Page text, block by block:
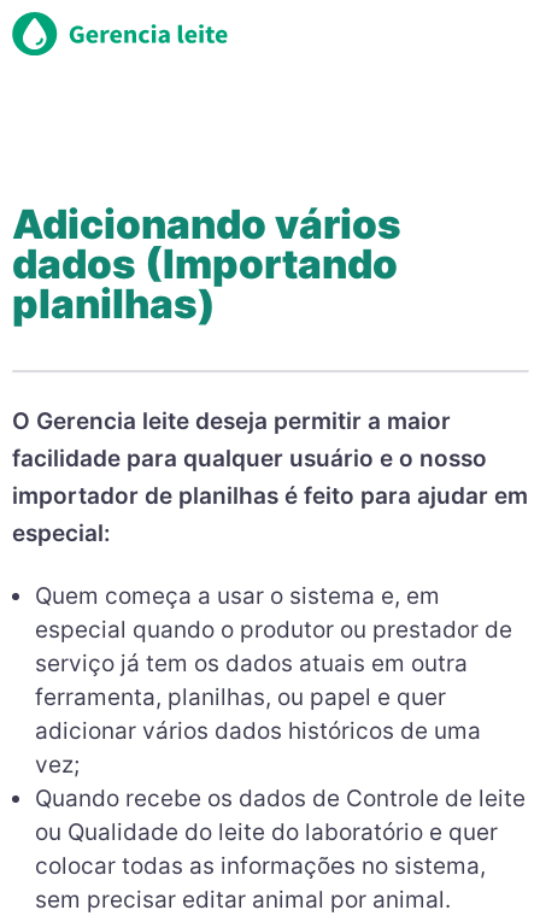
Adicionando vários
dados (Importando
planilhas)
O Gerencia leite deseja permitir a maior
facilidade para qualquer usuário e o nosso
importador de planilhas é feito para ajudar em
especial:
Quem começa a usar o sistema e, em
especial quando o produtor ou prestador de
serviço já tem os dados atuais em outra
ferramenta, planilhas, ou papel e quer
adicionar vários dados históricos de uma
vez;
Quando recebe os dados de Controle de leite
ou Qualidade do leite do laboratório e quer
colocar todas as informações no sistema,
sem precisar editar animal por animal.